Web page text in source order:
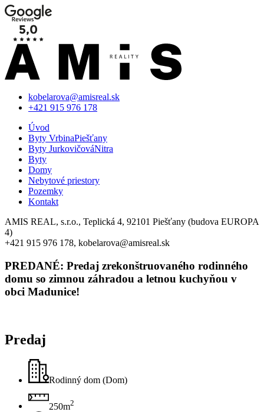
kobelarova@amisreal.sk
+421 915 976 178
Úvod
Byty VrbinaPiešťany
Byty JurkovičováNitra
Byty
Domy
Nebytové priestory
Pozemky
Kontakt
AMIS REAL, s.r.o., Teplická 4, 92101 Piešťany (budova EUROPA
4)
+421 915 976 178, kobelarova@amisreal.sk
PREDANÉ: Predaj zrekonštruovaného rodinného
domu so zimnou záhradou a letnou kuchyňou v
obci Madunice!
Predaj
Rodinný dom (Dom)
250m2